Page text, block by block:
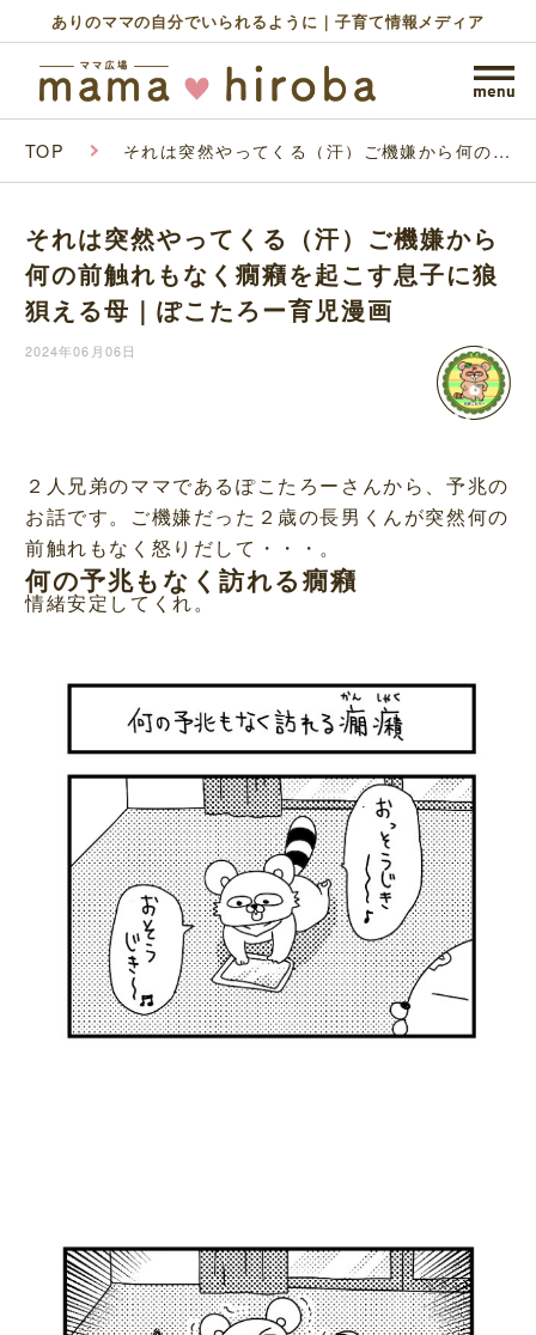
ありのママの自分でいられるように｜子育て情報メディア
TOP それは突然やってくる（汗）ご機嫌から何の前
こたろー育児漫画
それは突然やってくる（汗）ご機嫌から
何の前触れもなく癇癪を起こす息子に狼
狽える母｜ぽこたろー育児漫画
2024年06月06日
２人兄弟のママであるぽこたろーさんから、予兆の
お話です。ご機嫌だった２歳の長男くんが突然何の
前触れもなく怒りだして・・・。
何の予兆もなく訪れる癇癪
情緒安定してくれ。